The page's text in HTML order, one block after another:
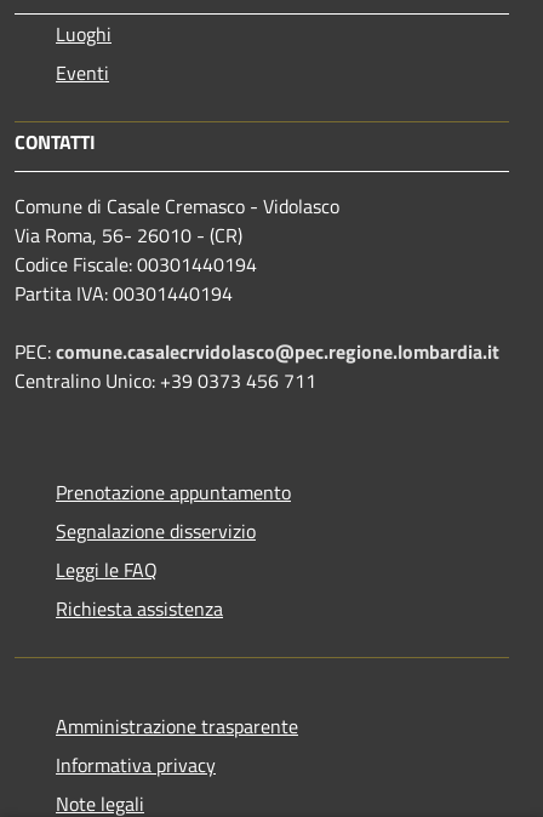
Luoghi
Eventi
CONTATTI
Comune di Casale Cremasco - Vidolasco
Via Roma, 56- 26010 - (CR)
Codice Fiscale: 00301440194
Partita IVA: 00301440194
PEC:comune.casalecrvidolasco@pec.regione.lombardia.it
Centralino Unico: +39 0373 456 711
Prenotazione appuntamento
Segnalazione disservizio
Leggi le FAQ
Richiesta assistenza
Amministrazione trasparente
Informativa privacy
Note legali